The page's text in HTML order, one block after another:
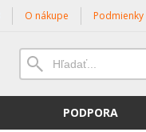
O nákupe Podmienky
PODPORA